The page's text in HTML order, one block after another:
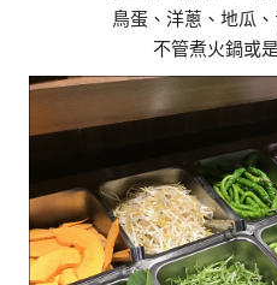
鳥蛋、洋蔥、地瓜
不管煮火鍋或